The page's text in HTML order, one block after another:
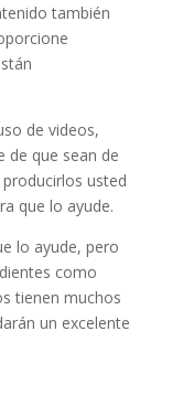
también
de videos,
de que sean de
usted
que lo ayude.
lo ayude, pero
como
tienen muchos
un excelente